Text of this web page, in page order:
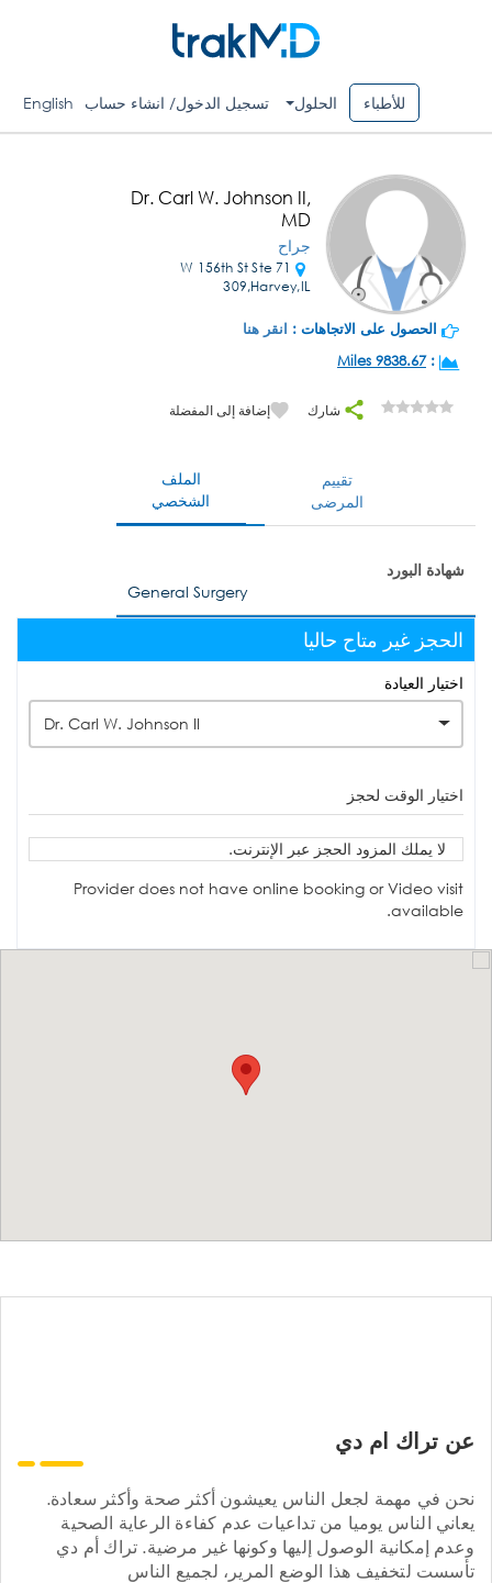
للأطباء الحلول تسجيل الدخول/ انشاء حساب English
Dr. Carl W. Johnson II,
MD
جراح
71 W 156th St Ste
309,Harvey,IL
الحصول على الاتجاهات : انقر هنا
:
9838.67 Miles
شارك إضافة إلى المفضلة
الملف
الشخصي
تقييم
المرضى
شهادة البورد
General Surgery
الحجز غير متاح حاليا
اختيار العيادة
Dr. Carl W. Johnson II
اختيار الوقت لحجز
لا يملك المزود الحجز عبر الإنترنت.
Provider does not have online booking or Video visit
available.
عن تراك ام دي
نحن في مهمة لجعل الناس يعيشون أكثر صحة وأكثر سعادة.
يعاني الناس يوميا من تداعيات عدم كفاءة الرعاية الصحية
وعدم إمكانية الوصول إليها وكونها غير مرضية. تراك أم دي
تأسست لتخفيف هذا الوضع المرير، لجميع الناس